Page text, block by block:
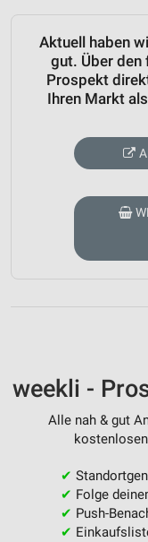
Aktuell haben
gut. Über den
Prospekt
Ihren Markt
weekli -
Alle nah & gut
✔
✔ Folge
✔ Push-
✔